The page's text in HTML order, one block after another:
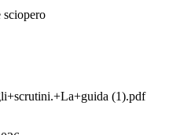
sciopero
(1).pdf